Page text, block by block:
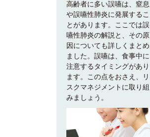
高齢者に多い誤嚥は、窒息
や誤嚥性肺炎に発展するこ
とがあります。ここでは誤
嚥性肺炎の解説と、その原
因についても詳しくまとめ
ました。誤嚥は、食事中に
注意するタイミングがあり
ます。この点をおさえ、リ
スクマネジメントに取り組
みましょう。